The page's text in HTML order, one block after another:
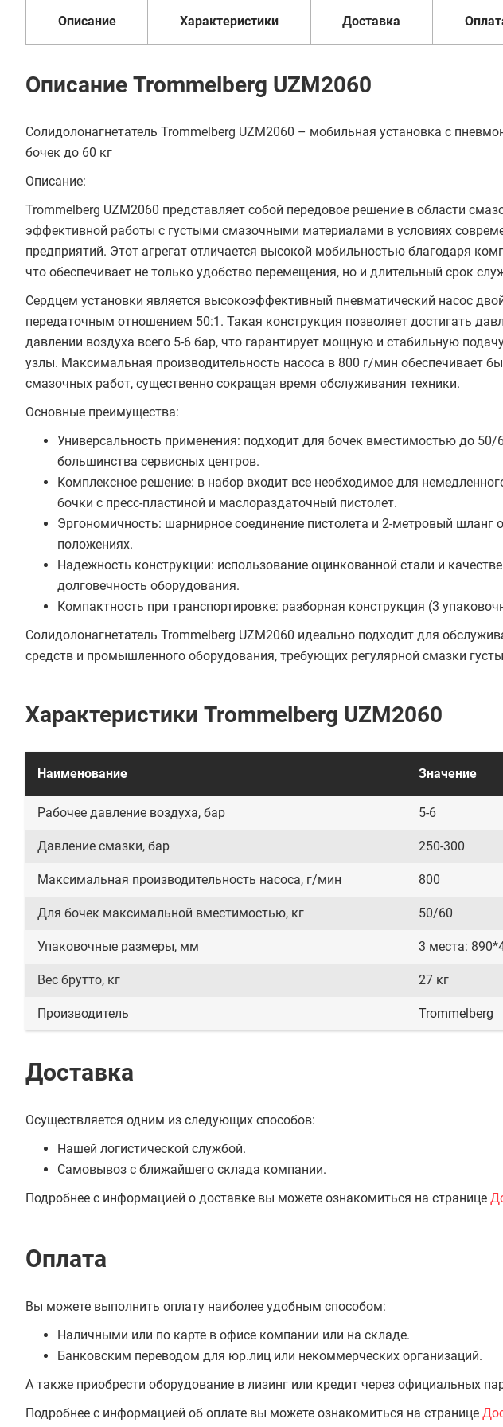
Описание Характеристики Доставка
Описание Trommelberg UZM2060
Солидолонагнетатель Trommelberg UZM2060 – мобильная установка с
бочек до 60 кг
Описание:
Trommelberg UZM2060 представляет собой передовое решение в области
эффективной работы с густыми смазочными материалами в условиях
предприятий. Этот агрегат отличается высокой мобильностью благодаря
что обеспечивает не только удобство перемещения, но и длительный срок
Сердцем установки является высокоэффективный пневматический насос
передаточным отношением 50:1. Такая конструкция позволяет достигать
давлении воздуха всего 5-6 бар, что гарантирует мощную и стабильную
узлы. Максимальная производительность насоса в 800 г/мин обеспечивает
смазочных работ, существенно сокращая время обслуживания техники.
Основные преимущества:
Универсальность применения: подходит для бочек вместимостью до 50/
большинства сервисных центров.
Комплексное решение: в набор входит все необходимое для
бочки с пресс-пластиной и маслораздаточный пистолет.
Эргономичность: шарнирное соединение пистолета и 2-метровый шланг
положениях.
Надежность конструкции: использование оцинкованной стали и
долговечность оборудования.
Компактность при транспортировке: разборная конструкция (3
Солидолонагнетатель Trommelberg UZM2060 идеально подходит для
средств и промышленного оборудования, требующих регулярной смазки
Характеристики Trommelberg UZM2060
Наименование Значение
Рабочее давление воздуха, бар 5-6
Давление смазки, бар 250-300
Максимальная производительность насоса, г/мин 800
Для бочек максимальной вместимостью, кг 50/60
Упаковочные размеры, мм 3 места:
Вес брутто, кг 27 кг
Производитель Trommelberg
Доставка
Осуществляется одним из следующих способов:
Нашей логистической службой.
Самовывоз с ближайшего склада компании.
Подробнее с информацией о доставке вы можете ознакомиться на странице
Оплата
Вы можете выполнить оплату наиболее удобным способом:
Наличными или по карте в офисе компании или на складе.
Банковским переводом для юр.лиц или некоммерческих организаций.
А также приобрести оборудование в лизинг или кредит через официальных
Подробнее с информацией об оплате вы можете ознакомиться на странице